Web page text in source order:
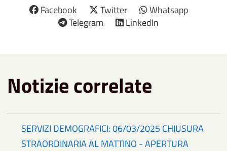
Facebook
Twitter
Whatsapp
Telegram
LinkedIn
Notizie correlate
SERVIZI DEMOGRAFICI: 06/03/2025 CHIUSURA
STRAORDINARIA AL MATTINO - APERTURA